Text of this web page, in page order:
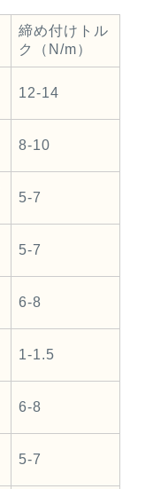
締め付けトル
ク（N/m）
12-14
8-10
5-7
5-7
6-8
1-1.5
6-8
5-7